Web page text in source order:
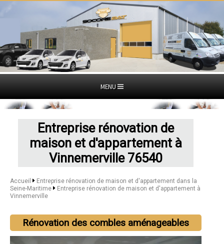
MENU
Entreprise rénovation de
maison et d'appartement à
Vinnemerville 76540
Accueil
Entreprise rénovation de maison et d'appartement dans la
Seine-Maritime
Entreprise rénovation de maison et d'appartement à
Vinnemerville
Rénovation des combles aménageables